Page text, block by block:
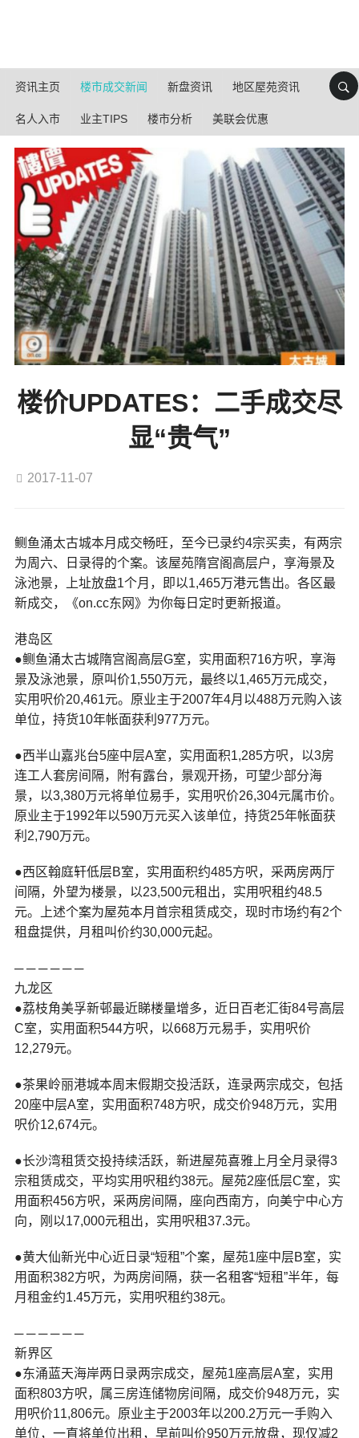
资讯主页 楼市成交新闻 新盘资讯 地区屋苑资讯
名人入市 业主TIPS 楼市分析 美联会优惠
楼价UPDATES：二手成交尽
显“贵气”
2017-11-07
鲗鱼涌太古城本月成交畅旺，至今已录约4宗买卖，有两宗
为周六、日录得的个案。该屋苑隋宫阁高层户，享海景及
泳池景，上址放盘1个月，即以1,465万港元售出。各区最
新成交，《on.cc东网》为你每日定时更新报道。
港岛区
●鲗鱼涌太古城隋宫阁高层G室，实用面积716方呎，享海
景及泳池景，原叫价1,550万元，最终以1,465万元成交，
实用呎价20,461元。原业主于2007年4月以488万元购入该
单位，持货10年帐面获利977万元。
●西半山嘉兆台5座中层A室，实用面积1,285方呎，以3房
连工人套房间隔，附有露台，景观开扬，可望少部分海
景，以3,380万元将单位易手，实用呎价26,304元属市价。
原业主于1992年以590万元买入该单位，持货25年帐面获
利2,790万元。
●西区翰庭轩低层B室，实用面积约485方呎，采两房两厅
间隔，外望为楼景，以23,500元租出，实用呎租约48.5
元。上述个案为屋苑本月首宗租赁成交，现时市场约有2个
租盘提供，月租叫价约30,000元起。
─ ─ ─ ─ ─ ─
九龙区
●荔枝角美孚新邨最近睇楼量增多，近日百老汇街84号高层
C室，实用面积544方呎，以668万元易手，实用呎价
12,279元。
●茶果岭丽港城本周末假期交投活跃，连录两宗成交，包括
20座中层A室，实用面积748方呎，成交价948万元，实用
呎价12,674元。
●长沙湾租赁交投持续活跃，新进屋苑喜雅上月全月录得3
宗租赁成交，平均实用呎租约38元。屋苑2座低层C室，实
用面积456方呎，采两房间隔，座向西南方，向美宁中心方
向，刚以17,000元租出，实用呎租37.3元。
●黄大仙新光中心近日录“短租”个案，屋苑1座中层B室，实
用面积382方呎，为两房间隔，获一名租客“短租”半年，每
月租金约1.45万元，实用呎租约38元。
─ ─ ─ ─ ─ ─
新界区
●东涌蓝天海岸两日录两宗成交，屋苑1座高层A室，实用
面积803方呎，属三房连储物房间隔，成交价948万元，实
用呎价11,806元。原业主于2003年以200.2万元一手购入
单位，一直将单位出租，早前叫价950万元放盘，现仅减2